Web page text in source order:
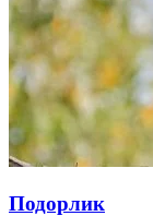
Подорлик